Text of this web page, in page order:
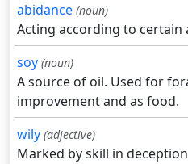
abidance (noun)
Acting according to certain
soy (noun)
A source of oil. Used for
improvement and as food.
wily (adjective)
Marked by skill in